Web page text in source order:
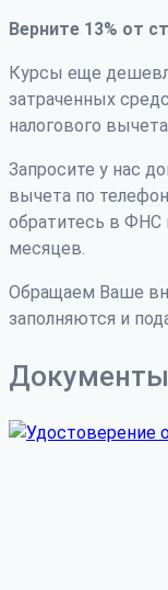
Верните 13% от
Курсы еще
затраченных
налогового
Запросите у нас
вычета по
обратитесь в ФНС
месяцев.
Обращаем Ваше
заполняются и
Документы